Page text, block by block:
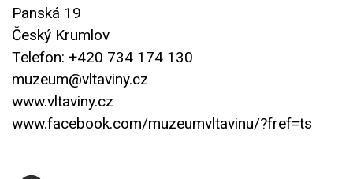
Panská 19
Český Krumlov
Telefon: +420 734 174 130
muzeum@vltaviny.cz
www.vltaviny.cz
www.facebook.com/muzeumvltavinu/?fref=ts